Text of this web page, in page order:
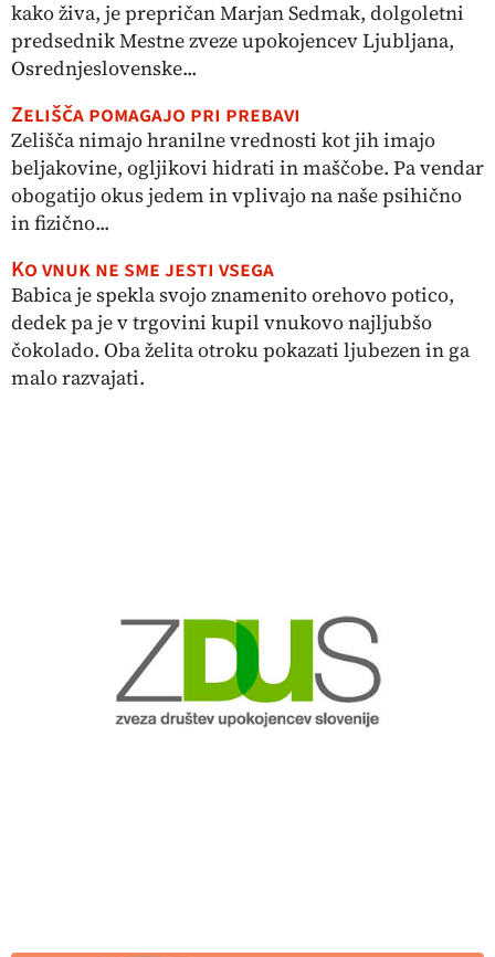
kako živa, je prepričan Marjan Sedmak, dolgoletni
predsednik Mestne zveze upokojencev Ljubljana,
Osrednjeslovenske...
Zelišča pomagajo pri prebavi
Zelišča nimajo hranilne vrednosti kot jih imajo
beljakovine, ogljikovi hidrati in maščobe. Pa vendar
obogatijo okus jedem in vplivajo na naše psihično
in fizično...
Ko vnuk ne sme jesti vsega
Babica je spekla svojo znamenito orehovo potico,
dedek pa je v trgovini kupil vnukovo najljubšo
čokolado. Oba želita otroku pokazati ljubezen in ga
malo razvajati.